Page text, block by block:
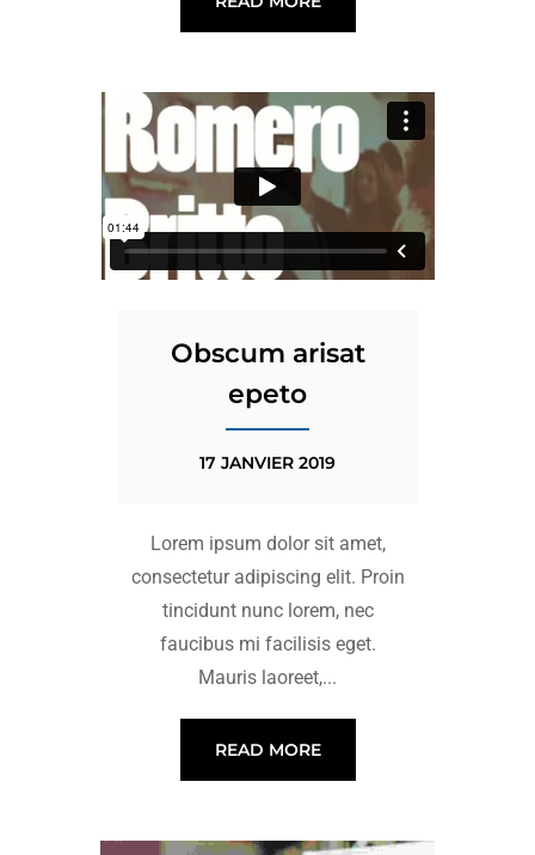
Obscum arisat
epeto
17 JANVIER 2019
Lorem ipsum dolor sit amet,
consectetur adipiscing elit. Proin
tincidunt nunc lorem, nec
faucibus mi facilisis eget.
Mauris laoreet,...
READ MORE